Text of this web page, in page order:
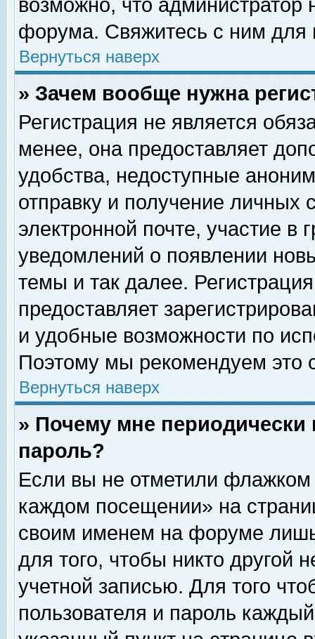
возможно, что
форума. Свяжитесь с ним для
Вернуться наверх
» Зачем вообще нужна
Регистрация не является
менее, она предоставляет
удобства, недоступные
отправку и получение личных
электронной почте, участие в
уведомлений о появлении
темы и так далее.
предоставляет
и удобные возможности по
Поэтому мы рекомендуем это
Вернуться наверх
» Почему мне
пароль?
Если вы не отметили флажком
каждом посещении» на
своим именем на форуме
для того, чтобы никто другой
учетной записью. Для того
пользователя и пароль